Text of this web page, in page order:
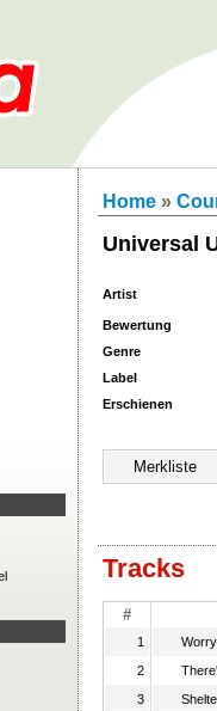
Home »
Universal
Artist
Bewertung
Genre
Label
Erschienen
Tracks
#
1
2
3